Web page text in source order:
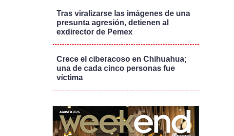
Tras viralizarse las imágenes de una
presunta agresión, detienen al
exdirector de Pemex
Crece el ciberacoso en Chihuahua;
una de cada cinco personas fue
víctima